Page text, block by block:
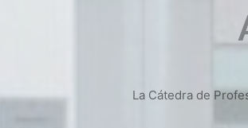
La Cátedra de